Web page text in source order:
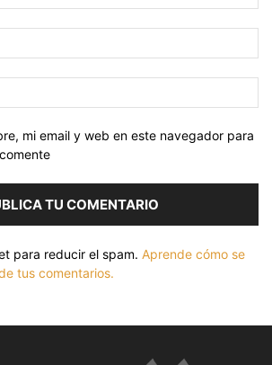
mi email y web en este navegador para
para reducir el spam. Aprende cómo se
tus comentarios.